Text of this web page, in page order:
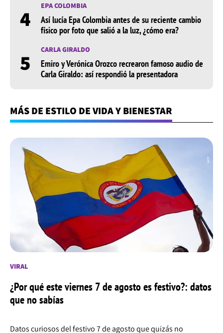
4 EPA COLOMBIA
Así lucía Epa Colombia antes de su reciente cambio
físico por foto que salió a la luz, ¿cómo era?
5 CARLA GIRALDO
Emiro y Verónica Orozco recrearon famoso audio de
Carla Giraldo: así respondió la presentadora
MÁS DE ESTILO DE VIDA Y BIENESTAR
VIRAL
¿Por qué este viernes 7 de agosto es festivo?: datos
que no sabías
Datos curiosos del festivo 7 de agosto que quizás no